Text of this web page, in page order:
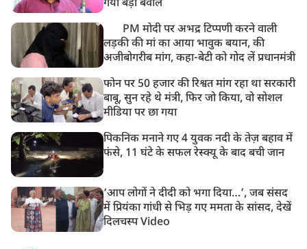
गया बड़ा बवाल
PM मोदी पर अभद्र टिप्पणी करने वाली
लड़की की मां का आया भावुक बयान, की
अजीबोगरीब मांग, कहा-बेटी को गोद लें प्रधानमंत्री
फोन पर 50 हजार की रिश्वत मांग रहा था सरकारी
बाबू, सुन रहे थे मंत्री, फिर जो किया, वो सोशल
मीडिया पर छा गया
पिकनिक मनाने गए 4 युवक नदी के तेज़ बहाव में
फंसे, 11 घंटे के सफल रेस्क्यू के बाद बची जान
‘आप लोगों ने दीदी को भगा दिया…’, जब संसद
में प्रियंका गांधी से भिड़ गए ममता के सांसद, देखें
दिलचस्प Video